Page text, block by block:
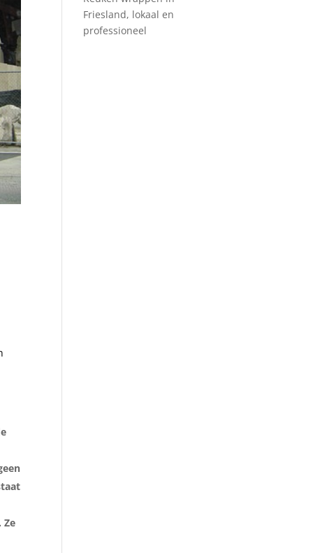
Ze
Friesland, lokaal en
professioneel